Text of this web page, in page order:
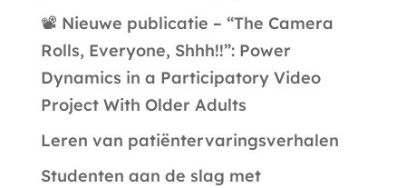
📽️ Nieuwe publicatie – “The Camera
Rolls, Everyone, Shhh!!”: Power
Dynamics in a Participatory Video
Project With Older Adults
Leren van patiëntervaringsverhalen
Studenten aan de slag met